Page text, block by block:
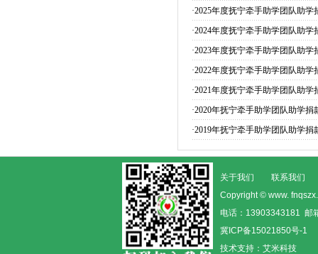
·2025年度抚宁牵手助学团队助学
·2024年度抚宁牵手助学团队助学
·2023年度抚宁牵手助学团队助学
·2022年度抚宁牵手助学团队助学
·2021年度抚宁牵手助学团队助学
·2020年抚宁牵手助学团队助学捐
·2019年抚宁牵手助学团队助学捐
关于我们
联系我们
Copyright © www.
电话：13903343181 邮
冀ICP备15021850号-1
技术支持： 艾米科技